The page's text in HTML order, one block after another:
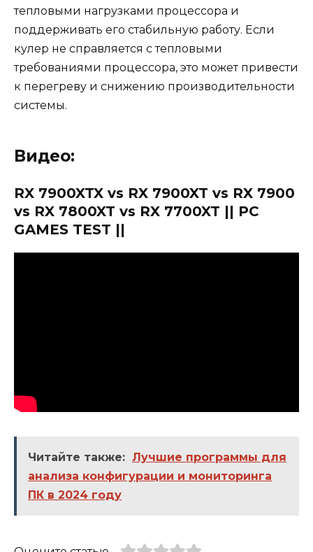
тепловыми нагрузками процессора и
поддерживать его стабильную работу. Если
кулер не справляется с тепловыми
требованиями процессора, это может привести
к перегреву и снижению производительности
системы.
Видео:
RX 7900XTX vs RX 7900XT vs RX 7900
vs RX 7800XT vs RX 7700XT || PC
GAMES TEST ||
Читайте также: Лучшие программы для
анализа конфигурации и мониторинга
ПК в 2024 году